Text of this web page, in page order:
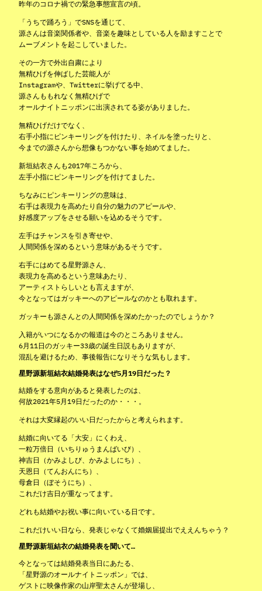
昨年のコロナ禍での緊急事態宣言の頃。
「うちで踊ろう」でSNSを通じて、
源さんは音楽関係者や、音楽を趣味としている人を励ますことで
ムーブメントを起こしていました。
その一方で外出自粛により
無精ひげを伸ばした芸能人が
Instagramや、Twitterに挙げてる中、
源さんももれなく無精ひげで
オールナイトニッポンに出演されてる姿がありました。
無精ひげだけでなく、
右手小指にピンキーリングを付けたり、ネイルを塗ったりと、
今までの源さんから想像もつかない事を始めてました。
新垣結衣さんも2017年ころから、
左手小指にピンキーリングを付けてました。
ちなみにピンキーリングの意味は、
右手は表現力を高めたり自分の魅力のアピールや、
好感度アップをさせる願いを込めるそうです。
左手はチャンスを引き寄せや、
人間関係を深めるという意味があるそうです。
右手にはめてる星野源さん、
表現力を高めるという意味あたり、
アーティストらしいとも言えますが、
今となってはガッキーへのアピールなのかとも取れます。
ガッキーも源さんとの人間関係を深めたかったのでしょうか？
入籍がいつになるかの報道は今のところありません。
6月11日のガッキー33歳の誕生日説もありますが、
混乱を避けるため、事後報告になりそうな気もします。
星野源新垣結衣結婚発表はなぜ5月19日だった？
結婚をする意向があると発表したのは、
何故2021年5月19日だったのか・・・。
それは大変縁起のいい日だったからと考えられます。
結婚に向いてる「大安」にくわえ、
一粒万倍日（いちりゅうまんばいび）、
神吉日（かみよしび、かみよしにち）、
天恩日（てんおんにち）、
母倉日（ぼそうにち）、
これだけ吉日が重なってます。
どれも結婚やお祝い事に向いている日です。
これだけいい日なら、発表じゃなくて婚姻届提出でええんちゃう？
星野源新垣結衣の結婚発表を聞いて…
今となっては結婚発表当日にあたる、
「星野源のオールナイトニッポン」では、
ゲストに映像作家の山岸聖太さんが登場し、